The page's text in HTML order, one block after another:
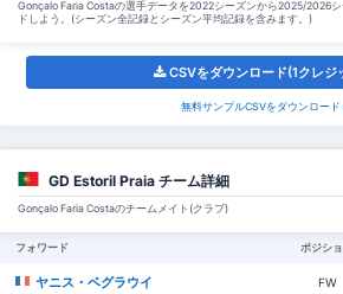
Gonçalo Faria Costaの選手データを2022シーズンから2025/2026
ドしよう。(シーズン全記録とシーズン平均記録を含みます。)
CSVをダウンロード(1クレジ
無料サンプルCSVをダウンロード
GD Estoril Praia チーム詳細
Gonçalo Faria Costaのチームメイト(クラブ)
フォワード ポジシ
ヤニス・ベグラウイ FW